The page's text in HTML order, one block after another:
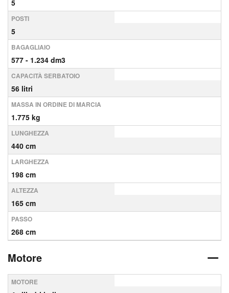
5
POSTI
5
BAGAGLIAIO
577 - 1.234 dm3
CAPACITÀ SERBATOIO
56 litri
MASSA IN ORDINE DI MARCIA
1.775 kg
LUNGHEZZA
440 cm
LARGHEZZA
198 cm
ALTEZZA
165 cm
PASSO
268 cm
Motore
MOTORE